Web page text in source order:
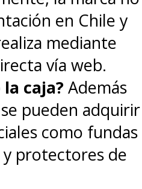
en Chile y
mediante
vía web.
caja? Además
pueden adquirir
como fundas
protectores de